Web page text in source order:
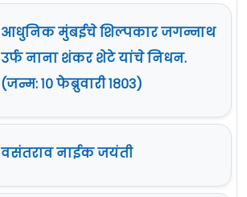
आधुनिक मुंबईचे शिल्पकार जगन्नाथ
उर्फ नाना शंकर शेटे यांचे निधन.
(जन्म: १० फेब्रुवारी १८०३)
वसंतराव नाईक जयंती